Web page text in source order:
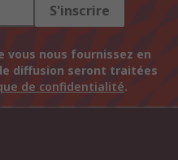
S'inscrire
vous nous fournissez en
diffusion seront traitées
de confidentialité.